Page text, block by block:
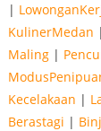
|
KulinerMedan |
Maling|
Kecelakaan |
Berastagi |